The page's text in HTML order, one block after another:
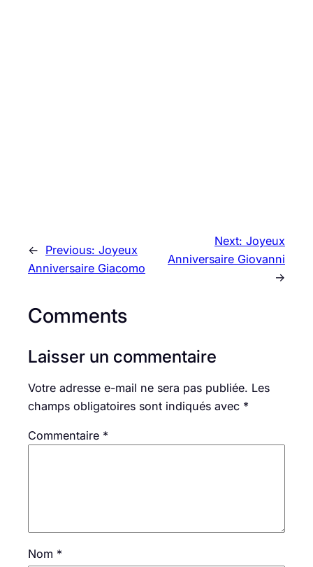
← Previous: Joyeux
Anniversaire Giacomo
Next: Joyeux
Anniversaire Giovanni
→
Comments
Laisser un commentaire
Votre adresse e-mail ne sera pas publiée. Les
champs obligatoires sont indiqués avec *
Commentaire *
Nom *